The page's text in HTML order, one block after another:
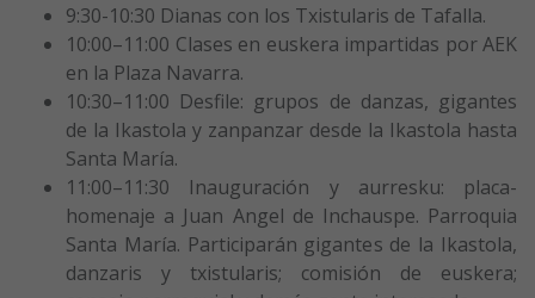
9:30-10:30 Dianas con los Txistularis de Tafalla.
10:00–11:00 Clases en euskera impartidas por AEK
en la Plaza Navarra.
10:30–11:00 Desfile: grupos de danzas, gigantes
de la Ikastola y zanpanzar desde la Ikastola hasta
Santa María.
11:00–11:30 Inauguración y aurresku: placa-
homenaje a Juan Angel de Inchauspe. Parroquia
Santa María. Participarán gigantes de la Ikastola,
danzaris y txistularis; comisión de euskera;